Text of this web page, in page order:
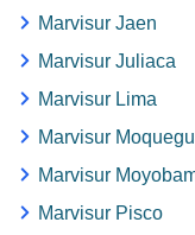
Marvisur Jaen
Marvisur Juliaca
Marvisur Lima
Marvisur
Marvisur
Marvisur Pisco